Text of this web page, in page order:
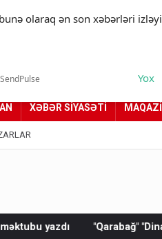
olaraq ən son xəbərləri
Yox
(012) 449 94 05
XƏBƏR SİYASƏTİ
"Dinamo"ya məğlub oldu